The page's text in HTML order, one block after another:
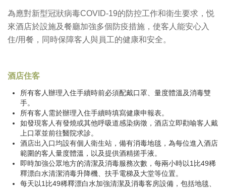
為應對新型冠狀病毒COVID-19的防控工作和衛生要求，悦
來酒店於設施及餐廳加強多個防疫措施，使客人能安心入
住/用餐，同時保障客人與員工的健康和安全。
酒店住客
所有客人辦理入住手續時前必須配戴口罩、量度體溫及消毒雙
手。
所有客人需於辦理入住手續時填寫健康申報表。
如發現客人有發燒或其他呼吸道感染病徵，酒店立即勸喻客人戴
上口罩並前往醫院求診。
酒店出入口均設有個人衛生站，備有消毒地毯，為每位進入酒店
範圍的客人量度體溫，以及提供酒精搓手液。
即時加強公眾地方的清潔及消毒服務次數，每兩小時以1比49稀
釋漂白水清潔消毒升降機、扶手電梯及大堂等位置。
每天以1比49稀釋漂白水加強清潔及消毒客房設備，包括地毯、